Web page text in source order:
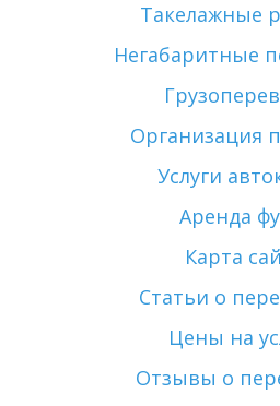
Такелажные
Негабаритные
Организация
Услуги
Аренда
Карта
Статьи о
Цены на
Отзывы о